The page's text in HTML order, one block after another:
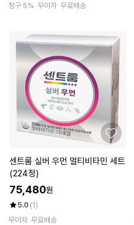
청구 5% 무이자 무료배송
센트룸 실버 우먼 멀티비타민 세트
(224정)
75,480원
5.0 (1)
무이자 무료배송